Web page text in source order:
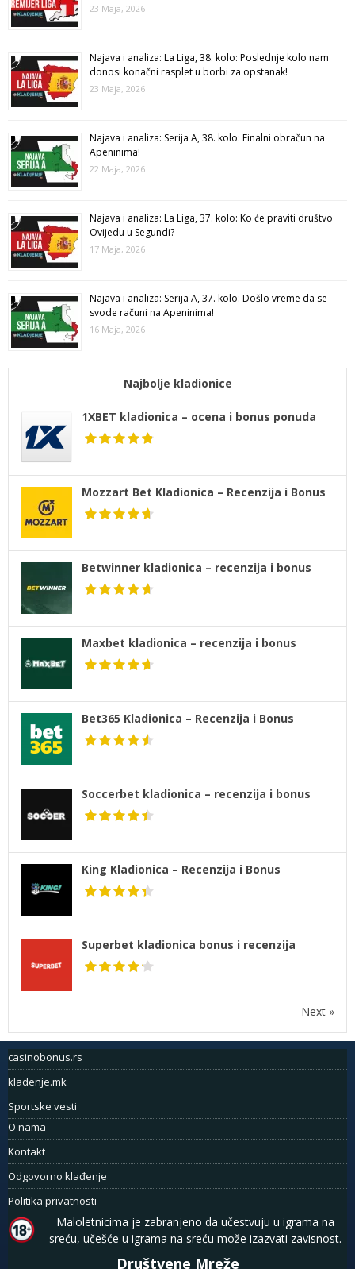
23 Maja, 2026
Najava i analiza: La Liga, 38. kolo: Poslednje kolo nam
donosi konačni rasplet u borbi za opstanak!
23 Maja, 2026
Najava i analiza: Serija A, 38. kolo: Finalni obračun na
Apeninima!
22 Maja, 2026
Najava i analiza: La Liga, 37. kolo: Ko će praviti društvo
Ovijedu u Segundi?
17 Maja, 2026
Najava i analiza: Serija A, 37. kolo: Došlo vreme da se
svode računi na Apeninima!
16 Maja, 2026
Najbolje kladionice
1XBET kladionica – ocena i bonus ponuda
Mozzart Bet Kladionica – Recenzija i Bonus
Betwinner kladionica – recenzija i bonus
Maxbet kladionica – recenzija i bonus
Bet365 Kladionica – Recenzija i Bonus
Soccerbet kladionica – recenzija i bonus
King Kladionica – Recenzija i Bonus
Superbet kladionica bonus i recenzija
Next »
casinobonus.rs
kladenje.mk
Sportske vesti
O nama
Kontakt
Odgovorno klađenje
Politika privatnosti
Maloletnicima je zabranjeno da učestvuju u igrama na
sreću, učešće u igrama na sreću može izazvati zavisnost.
Društvene Mreže